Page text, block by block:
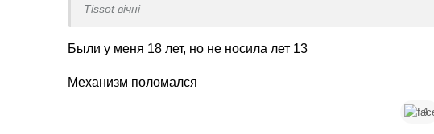
Tissot вічні
Были у меня 18 лет, но не носила лет 13
Механизм поломался
4